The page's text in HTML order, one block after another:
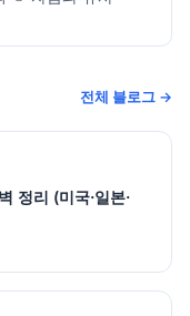
전체 블로그 →
정리 (미국·일본·